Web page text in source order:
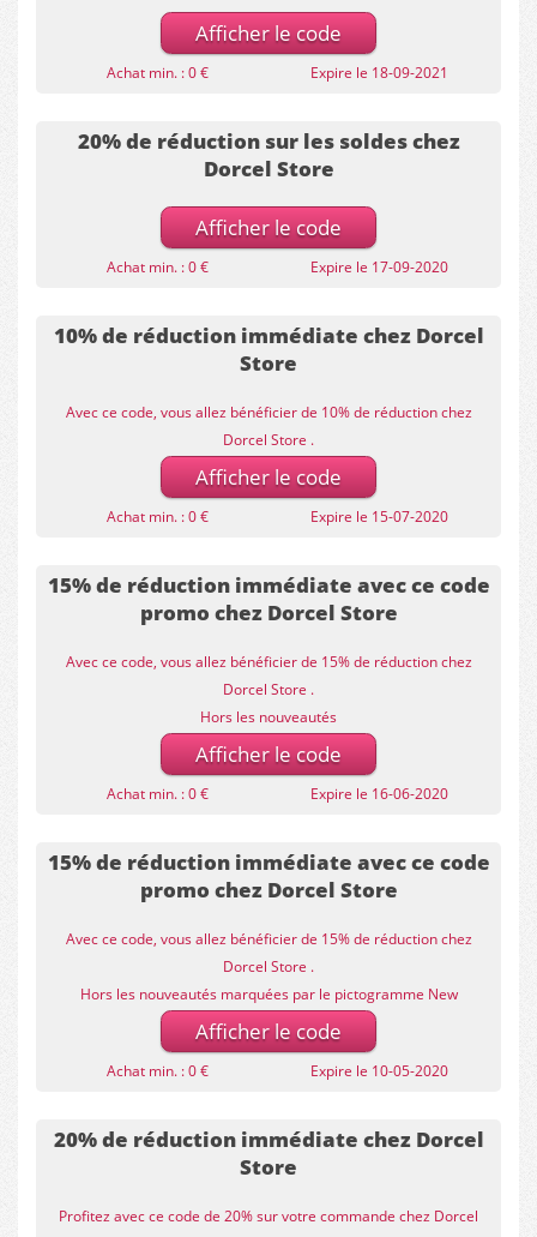
Afficher le code
Achat min. : 0 € Expire le 18-09-2021
20% de réduction sur les soldes chez
Dorcel Store
Afficher le code
Achat min. : 0 € Expire le 17-09-2020
10% de réduction immédiate chez Dorcel
Store
Avec ce code, vous allez bénéficier de 10% de réduction chez
Dorcel Store .
Afficher le code
Achat min. : 0 € Expire le 15-07-2020
15% de réduction immédiate avec ce code
promo chez Dorcel Store
Avec ce code, vous allez bénéficier de 15% de réduction chez
Dorcel Store .
Hors les nouveautés
Afficher le code
Achat min. : 0 € Expire le 16-06-2020
15% de réduction immédiate avec ce code
promo chez Dorcel Store
Avec ce code, vous allez bénéficier de 15% de réduction chez
Dorcel Store .
Hors les nouveautés marquées par le pictogramme New
Afficher le code
Achat min. : 0 € Expire le 10-05-2020
20% de réduction immédiate chez Dorcel
Store
Profitez avec ce code de 20% sur votre commande chez Dorcel